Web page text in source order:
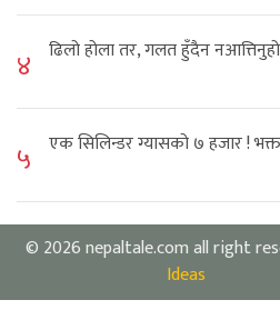
४ ढिलो होला तर, गलत हुँदैन
५ एक सिलिन्डर ग्यासको ७ हजार !
© 2026 nepaltale.com all right
Ideas